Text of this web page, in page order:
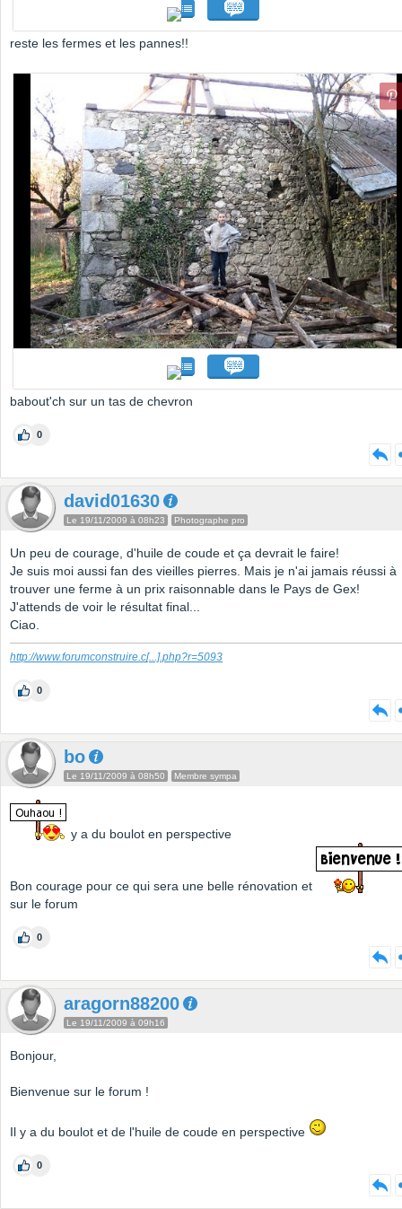
reste les fermes et les pannes!!
babout'ch sur un tas de chevron
0
david01630
Le 19/11/2009 à 08h23 Photographe pro
Un peu de courage, d'huile de coude et ça devrait le faire!
Je suis moi aussi fan des vieilles pierres. Mais je n'ai jamais réussi à
trouver une ferme à un prix raisonnable dans le Pays de Gex!
J'attends de voir le résultat final...
Ciao.
http://www.forumconstruire.c[...].php?r=5093
0
bo
Le 19/11/2009 à 08h50 Membre sympa
y a du boulot en perspective
Bon courage pour ce qui sera une belle rénovation et
sur le forum
0
aragorn88200
Le 19/11/2009 à 09h16
Bonjour,
Bienvenue sur le forum !
Il y a du boulot et de l'huile de coude en perspective
0